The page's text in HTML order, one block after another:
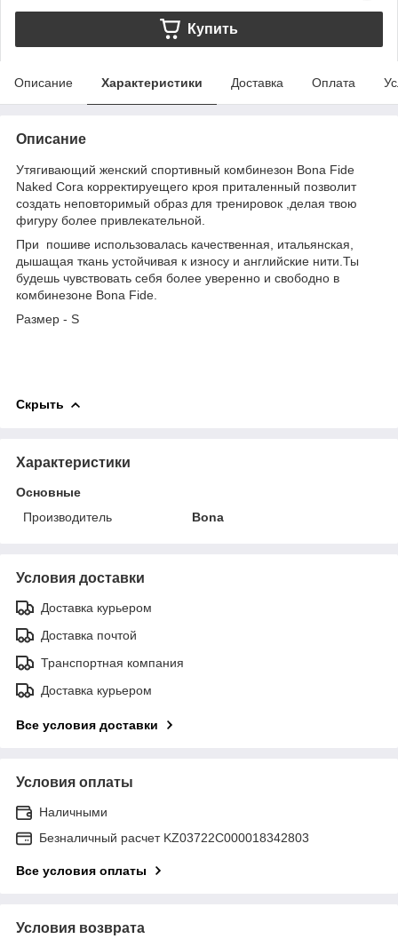
Купить
Описание Характеристики Доставка Оплата
Описание
Утягивающий женский спортивный комбинезон Bona Fide
Naked Cora корректируещего кроя приталенный позволит
создать неповторимый образ для тренировок ,делая твою
фигуру более привлекательной.
При пошиве использовалась качественная, итальянская,
дышащая ткань устойчивая к износу и английские нити.Ты
будешь чувствовать себя более уверенно и свободно в
комбинезоне Bona Fide.
Pазмер - S
Скрыть
Характеристики
Основные
Производитель
Bona
Условия доставки
Доставка курьером
Доставка почтой
Транспортная компания
Доставка курьером
Все условия доставки
Условия оплаты
Наличными
Безналичный расчет KZ03722C000018342803
Все условия оплаты
Условия возврата